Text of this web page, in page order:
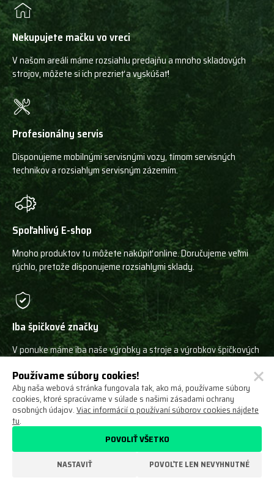
Nekupujete mačku vo vreci
V našom areáli máme rozsiahlu predajňu a mnoho skladových
strojov, môžete si ich prezrieť a vyskúšať!
Profesionálny servis
Disponujeme mobilnými servisnými vozy, tímom servisných
technikov a rozsiahlym servisným zázemím.
Spoľahlivý E-shop
Mnoho produktov tu môžete nakúpiť online. Doručujeme veľmi
rýchlo, pretože disponujeme rozsiahlymi sklady.
Iba špičkové značky
V ponuke máme iba naše výrobky a stroje a výrobkov špičkových
Ochrana osobných údajovObchodné podmienky
Odstúpenie od zmluvyO násNastavení cookies
Používame súbory cookies!
Aby naša webová stránka fungovala tak, ako má, používame súbory
cookies, ktoré spracúvame v súlade s našimi zásadami ochrany
osobných údajov.Viac informácií o používaní súborov cookies nájdete
tu.
NASTAVIŤ POVOĽTE LEN NEVYHNUTNÉ
POVOLIŤ VŠETKO